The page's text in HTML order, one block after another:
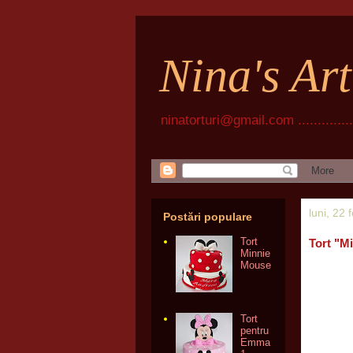
Nina's
ninatorturi@gmail.com
luni, 22
Tort
Postări populare
Tort
Minnie
Mouse
Tort
pentru
Emma